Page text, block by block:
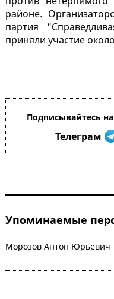
районе.
партия
приняли участие
Подписывайтесь
Телеграм
Упоминаемые
Морозов Антон Юрьевич